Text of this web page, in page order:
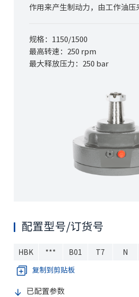
作用来产生制动力，由工作油压
规格：1150/1500
最高转速：250 rpm
最大释放压力：250 bar
配置型号/订货号
HBK *** B01 T7 N
复制到剪贴板
已配置参数